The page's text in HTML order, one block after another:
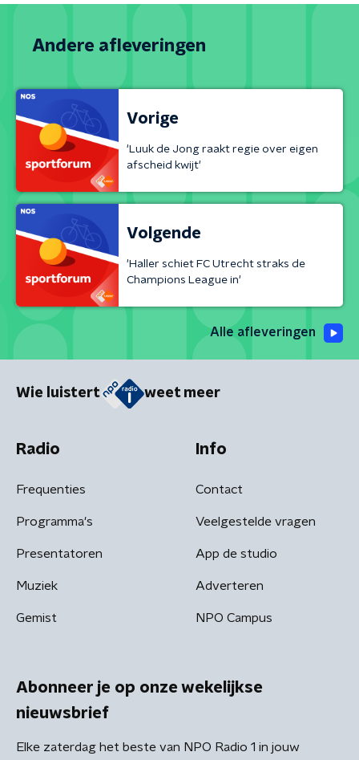
Andere afleveringen
Vorige
'Luuk de Jong raakt regie over eigen
afscheid kwijt'
Volgende
'Haller schiet FC Utrecht straks de
Champions League in'
Alle afleveringen
Wie luistert weet meer
Radio
Frequenties
Programma's
Presentatoren
Muziek
Gemist
Info
Contact
Veelgestelde vragen
App de studio
Adverteren
NPO Campus
Abonneer je op onze wekelijkse
nieuwsbrief
Elke zaterdag het beste van NPO Radio 1 in jouw